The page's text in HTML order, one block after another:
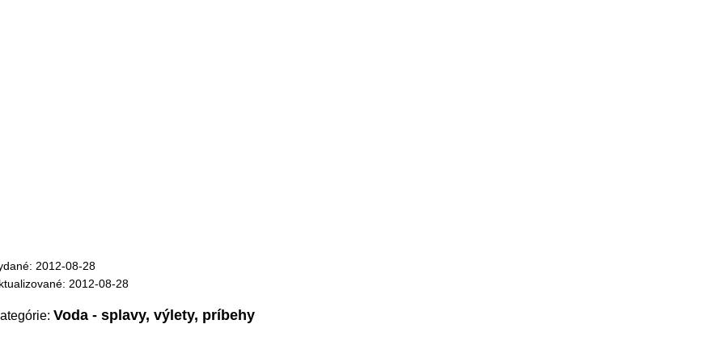
2012-08-28
2012-08-28
Voda - splavy, výlety, príbehy